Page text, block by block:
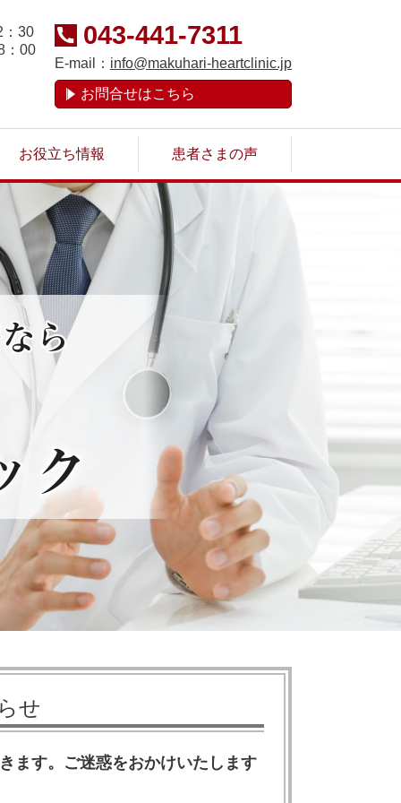
30
：00
043-441-7311
E-mail： info@makuhari-heartclinic.jp
お問合せはこちら
お役立ち情報 患者さまの声
せ
ます。ご迷惑をおかけいたします